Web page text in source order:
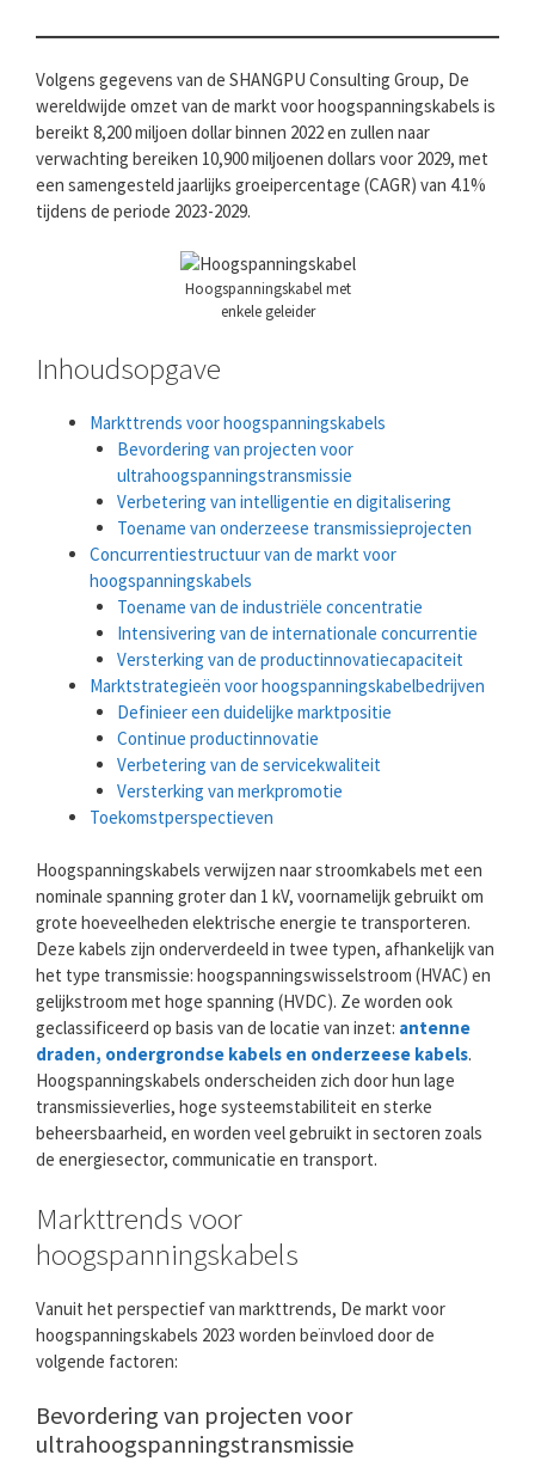
Volgens gegevens van de SHANGPU Consulting Group, De
wereldwijde omzet van de markt voor hoogspanningskabels is
bereikt 8,200 miljoen dollar binnen 2022 en zullen naar
verwachting bereiken 10,900 miljoenen dollars voor 2029, met
een samengesteld jaarlijks groeipercentage (CAGR) van 4.1%
tijdens de periode 2023-2029.
Hoogspanningskabel met
enkele geleider
Inhoudsopgave
Markttrends voor hoogspanningskabels
Bevordering van projecten voor
ultrahoogspanningstransmissie
Verbetering van intelligentie en digitalisering
Toename van onderzeese transmissieprojecten
Concurrentiestructuur van de markt voor
hoogspanningskabels
Toename van de industriële concentratie
Intensivering van de internationale concurrentie
Versterking van de productinnovatiecapaciteit
Marktstrategieën voor hoogspanningskabelbedrijven
Definieer een duidelijke marktpositie
Continue productinnovatie
Verbetering van de servicekwaliteit
Versterking van merkpromotie
Toekomstperspectieven
Hoogspanningskabels verwijzen naar stroomkabels met een
nominale spanning groter dan 1 kV, voornamelijk gebruikt om
grote hoeveelheden elektrische energie te transporteren.
Deze kabels zijn onderverdeeld in twee typen, afhankelijk van
het type transmissie: hoogspanningswisselstroom (HVAC) en
gelijkstroom met hoge spanning (HVDC). Ze worden ook
geclassificeerd op basis van de locatie van inzet: antenne
draden, ondergrondse kabels en onderzeese kabels.
Hoogspanningskabels onderscheiden zich door hun lage
transmissieverlies, hoge systeemstabiliteit en sterke
beheersbaarheid, en worden veel gebruikt in sectoren zoals
de energiesector, communicatie en transport.
Markttrends voor
hoogspanningskabels
Vanuit het perspectief van markttrends, De markt voor
hoogspanningskabels 2023 worden beïnvloed door de
volgende factoren:
Bevordering van projecten voor
ultrahoogspanningstransmissie